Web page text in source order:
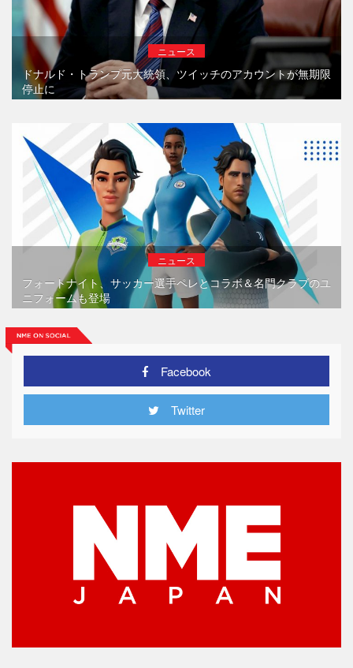
ニュース
ドナルド・トランプ元大統領、ツイッチのアカウントが無期限
停止に
ニュース
フォートナイト、サッカー選手ペレとコラボ＆名門クラブのユ
ニフォームも登場
Facebook
Twitter